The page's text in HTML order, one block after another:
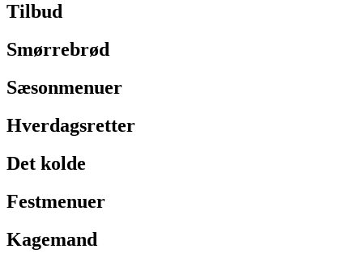
Tilbud
Smørrebrød
Sæsonmenuer
Hverdagsretter
Det kolde
Festmenuer
Kagemand